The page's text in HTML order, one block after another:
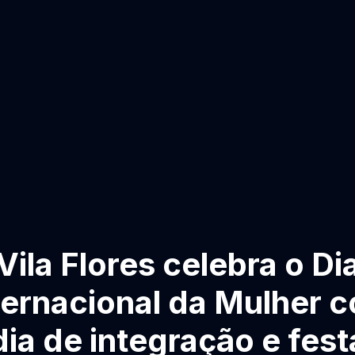
Flores celebra o
da Mulher
de integração e